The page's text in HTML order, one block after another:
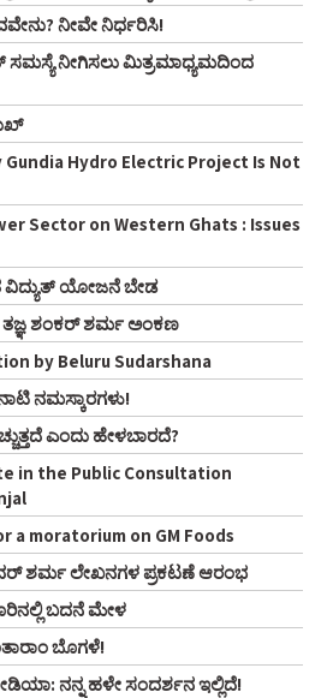
ನೀವೇ ನಿರ್ಧರಿಸಿ!
ಸಮಸ್ಯೆ ನೀಗಿಸಲು ಮಿತ್ರಮಾಧ್ಯಮದಿಂದ
Gundia Hydro Electric Project Is Not
Sector on Western Ghats : Issues
ಯೋಜನೆ ಬೇಡ
ತಜ್ಞ ಶಂಕರ್ ಶರ್ಮ ಅಂಕಣ
by Beluru Sudarshana
ನಮಸ್ಕಾರಗಳು!
ಎಂದು ಹೇಳಬಾರದೆ?
in the Public Consultation
moratorium on GM Foods
ಶರ್ಮ ಲೇಖನಗಳ ಪ್ರಕಟಣೆ ಆರಂಭ
ಬದನೆ ಮೇಳ
ಬೊಗಳೆ!
ನನ್ನ ಹಳೇ ಸಂದರ್ಶನ ಇಲ್ಲಿದೆ!